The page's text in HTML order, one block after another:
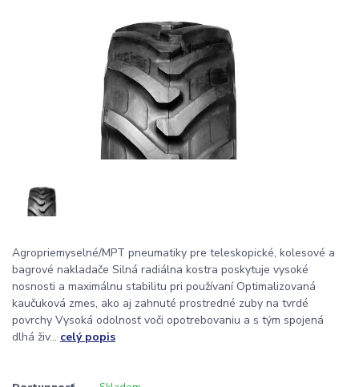
Agropriemyselné/MPT pneumatiky pre teleskopické, kolesové a
bagrové nakladače Silná radiálna kostra poskytuje vysoké
nosnosti a maximálnu stabilitu pri používaní Optimalizovaná
kaučuková zmes, ako aj zahnuté prostredné zuby na tvrdé
povrchy Vysoká odolnosť voči opotrebovaniu a s tým spojená
dlhá živ... celý popis